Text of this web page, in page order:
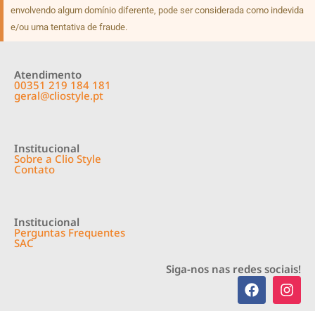
envolvendo algum domínio diferente, pode ser considerada como indevida
e/ou uma tentativa de fraude.
Atendimento
00351 219 184 181
geral@cliostyle.pt
Institucional
Sobre a Clio Style
Contato
Institucional
Perguntas Frequentes
SAC
Siga-nos nas redes sociais!